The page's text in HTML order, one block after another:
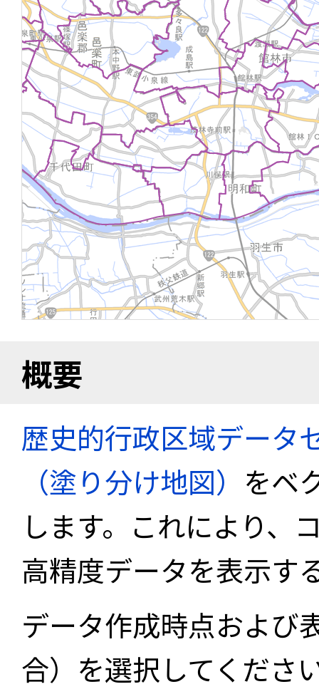
概要
歴史的行政区域データ
（塗り分け地図） をベ
します。これにより、
高精度データを表示す
データ作成時点および
合）を選択してくださ